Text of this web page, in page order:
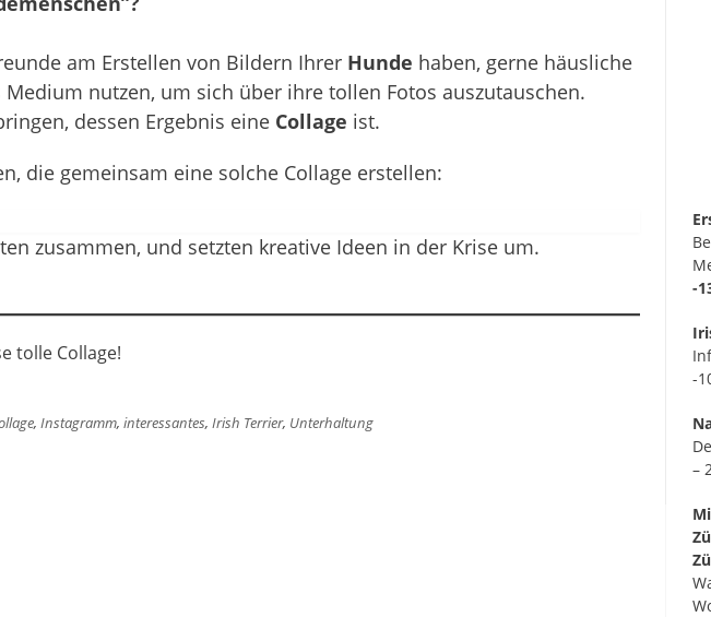
am Erstellen von Bildern Ihrer Hunde haben, gerne häusliche
nutzen, um sich über ihre tollen Fotos auszutauschen.
dessen Ergebnis eine Collage ist.
die gemeinsam eine solche Collage erstellen:
zusammen, und setzten kreative Ideen in der Krise um.
tolle Collage!
, Instagramm, interessantes, Irish Terrier, Unterhaltung
-
-
–